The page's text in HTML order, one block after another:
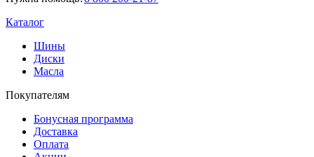
Каталог
Шины
Диски
Масла
Покупателям
Бонусная программа
Доставка
Оплата